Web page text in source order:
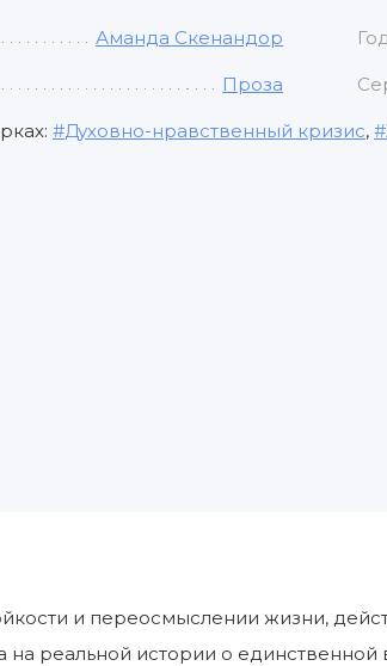
Аманда Скенандор
Проза
Духовно-нравственный кризис,
и переосмыслении жизни,
на реальной истории о